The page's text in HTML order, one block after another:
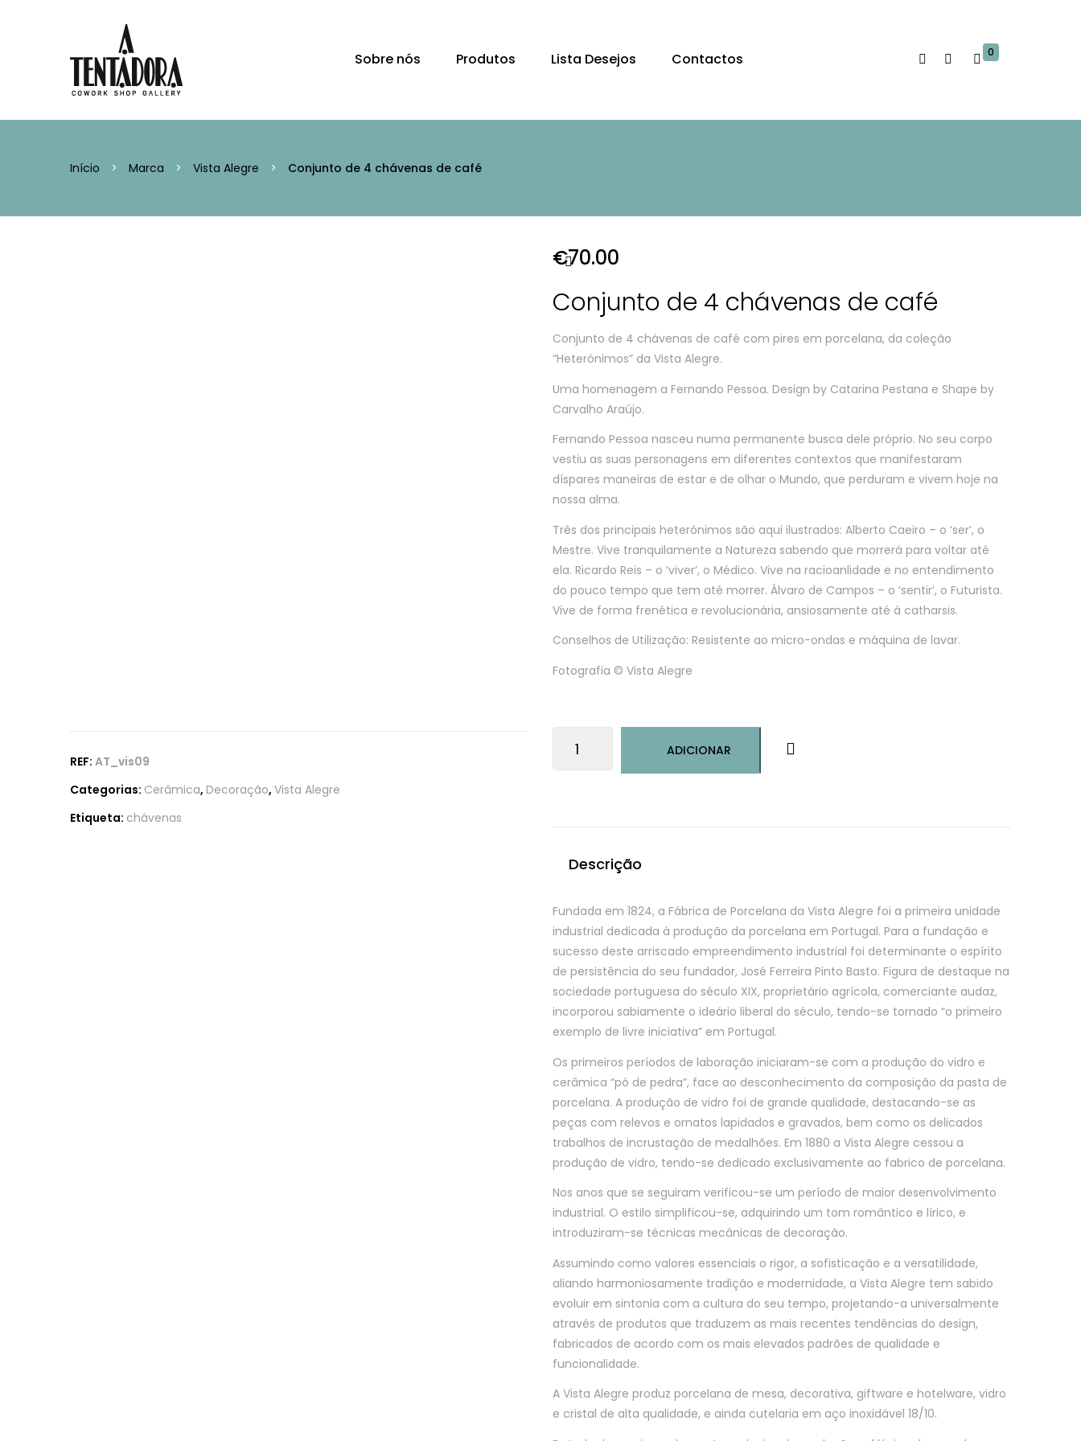
Sobre nós Produtos Lista Desejos Contactos 0
Início > Marca > Vista Alegre > Conjunto de 4 chávenas de café
REF: AT_vis09
Categorias: Cerâmica, Decoração, Vista Alegre
Etiqueta: chávenas
€70.00
Conjunto de 4 chávenas de café
Conjunto de 4 chávenas de café com pires em porcelana, da coleção
“Heterónimos” da Vista Alegre.
Uma homenagem a Fernando Pessoa. Design by Catarina Pestana e Shape by
Carvalho Araújo.
Fernando Pessoa nasceu numa permanente busca dele próprio. No seu corpo
vestiu as suas personagens em diferentes contextos que manifestaram
díspares maneiras de estar e de olhar o Mundo, que perduram e vivem hoje na
nossa alma.
Três dos principais heterónimos são aqui ilustrados: Alberto Caeiro – o ‘ser’, o
Mestre. Vive tranquilamente a Natureza sabendo que morrerá para voltar até
ela. Ricardo Reis – o ‘viver’, o Médico. Vive na racioanlidade e no entendimento
do pouco tempo que tem até morrer. Álvaro de Campos – o ‘sentir’, o Futurista.
Vive de forma frenética e revolucionária, ansiosamente até à catharsis.
Conselhos de Utilização: Resistente ao micro-ondas e máquina de lavar.
Fotografia © Vista Alegre
ADICIONAR
Descrição
Fundada em 1824, a Fábrica de Porcelana da Vista Alegre foi a primeira unidade
industrial dedicada à produção da porcelana em Portugal. Para a fundação e
sucesso deste arriscado empreendimento industrial foi determinante o espírito
de persistência do seu fundador, José Ferreira Pinto Basto. Figura de destaque na
sociedade portuguesa do século XIX, proprietário agrícola, comerciante audaz,
incorporou sabiamente o ideário liberal do século, tendo-se tornado “o primeiro
exemplo de livre iniciativa” em Portugal.
Os primeiros períodos de laboração iniciaram-se com a produção do vidro e
cerâmica “pó de pedra”, face ao desconhecimento da composição da pasta de
porcelana. A produção de vidro foi de grande qualidade, destacando-se as
peças com relevos e ornatos lapidados e gravados, bem como os delicados
trabalhos de incrustação de medalhões. Em 1880 a Vista Alegre cessou a
produção de vidro, tendo-se dedicado exclusivamente ao fabrico de porcelana.
Nos anos que se seguiram verificou-se um período de maior desenvolvimento
industrial. O estilo simplificou-se, adquirindo um tom romântico e lírico, e
introduziram-se técnicas mecânicas de decoração.
Assumindo como valores essenciais o rigor, a sofisticação e a versatilidade,
aliando harmoniosamente tradição e modernidade, a Vista Alegre tem sabido
evoluir em sintonia com a cultura do seu tempo, projetando-a universalmente
através de produtos que traduzem as mais recentes tendências do design,
fabricados de acordo com os mais elevados padrões de qualidade e
funcionalidade.
A Vista Alegre produz porcelana de mesa, decorativa, giftware e hotelware, vidro
e cristal de alta qualidade, e ainda cutelaria em aço inoxidável 18/10.